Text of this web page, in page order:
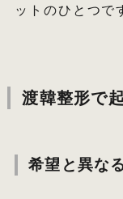
ットのひとつで
渡韓整形で
希望と異な